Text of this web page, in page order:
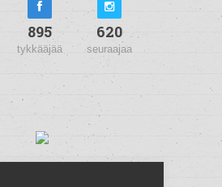
895
tykkääjää
620
seuraajaa